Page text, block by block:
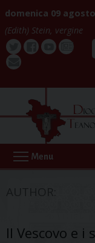
content
domenica 09
(Edith) Stein, vergine
Twitter
Menu
Il Vescovo e